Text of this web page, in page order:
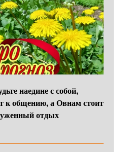
наедине с собой,
к общению, а Овнам стоит
отдых